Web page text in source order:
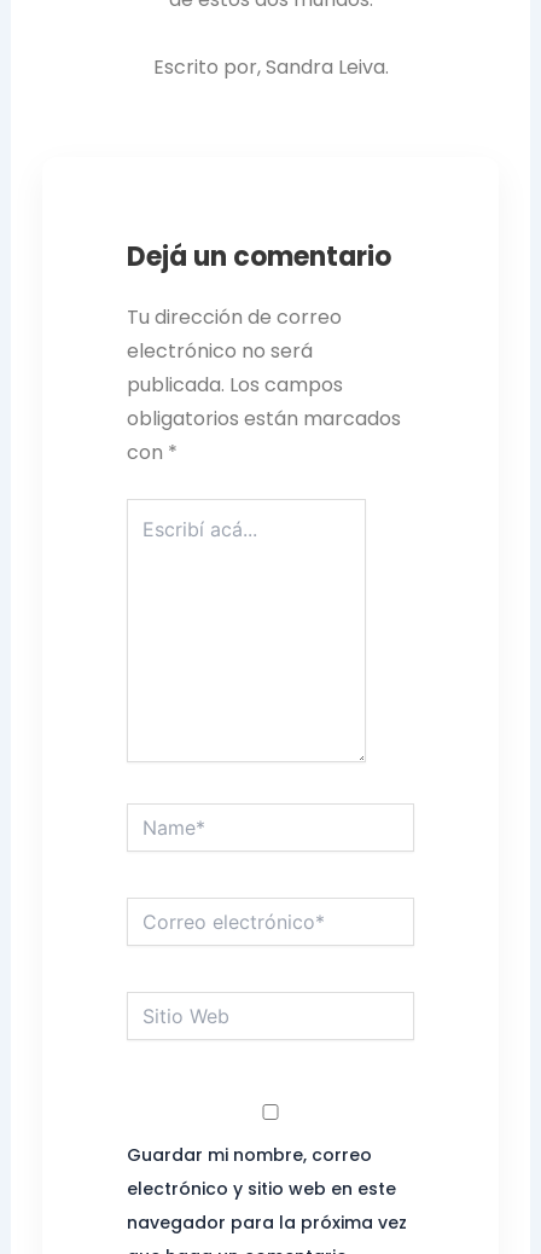
Escrito por, Sandra Leiva.
Dejá un comentario
Tu dirección de correo
electrónico no será
publicada. Los campos
obligatorios están marcados
con *
acá...
electrónico*
Web
Guardar mi nombre, correo
electrónico y sitio web en este
navegador para la próxima vez